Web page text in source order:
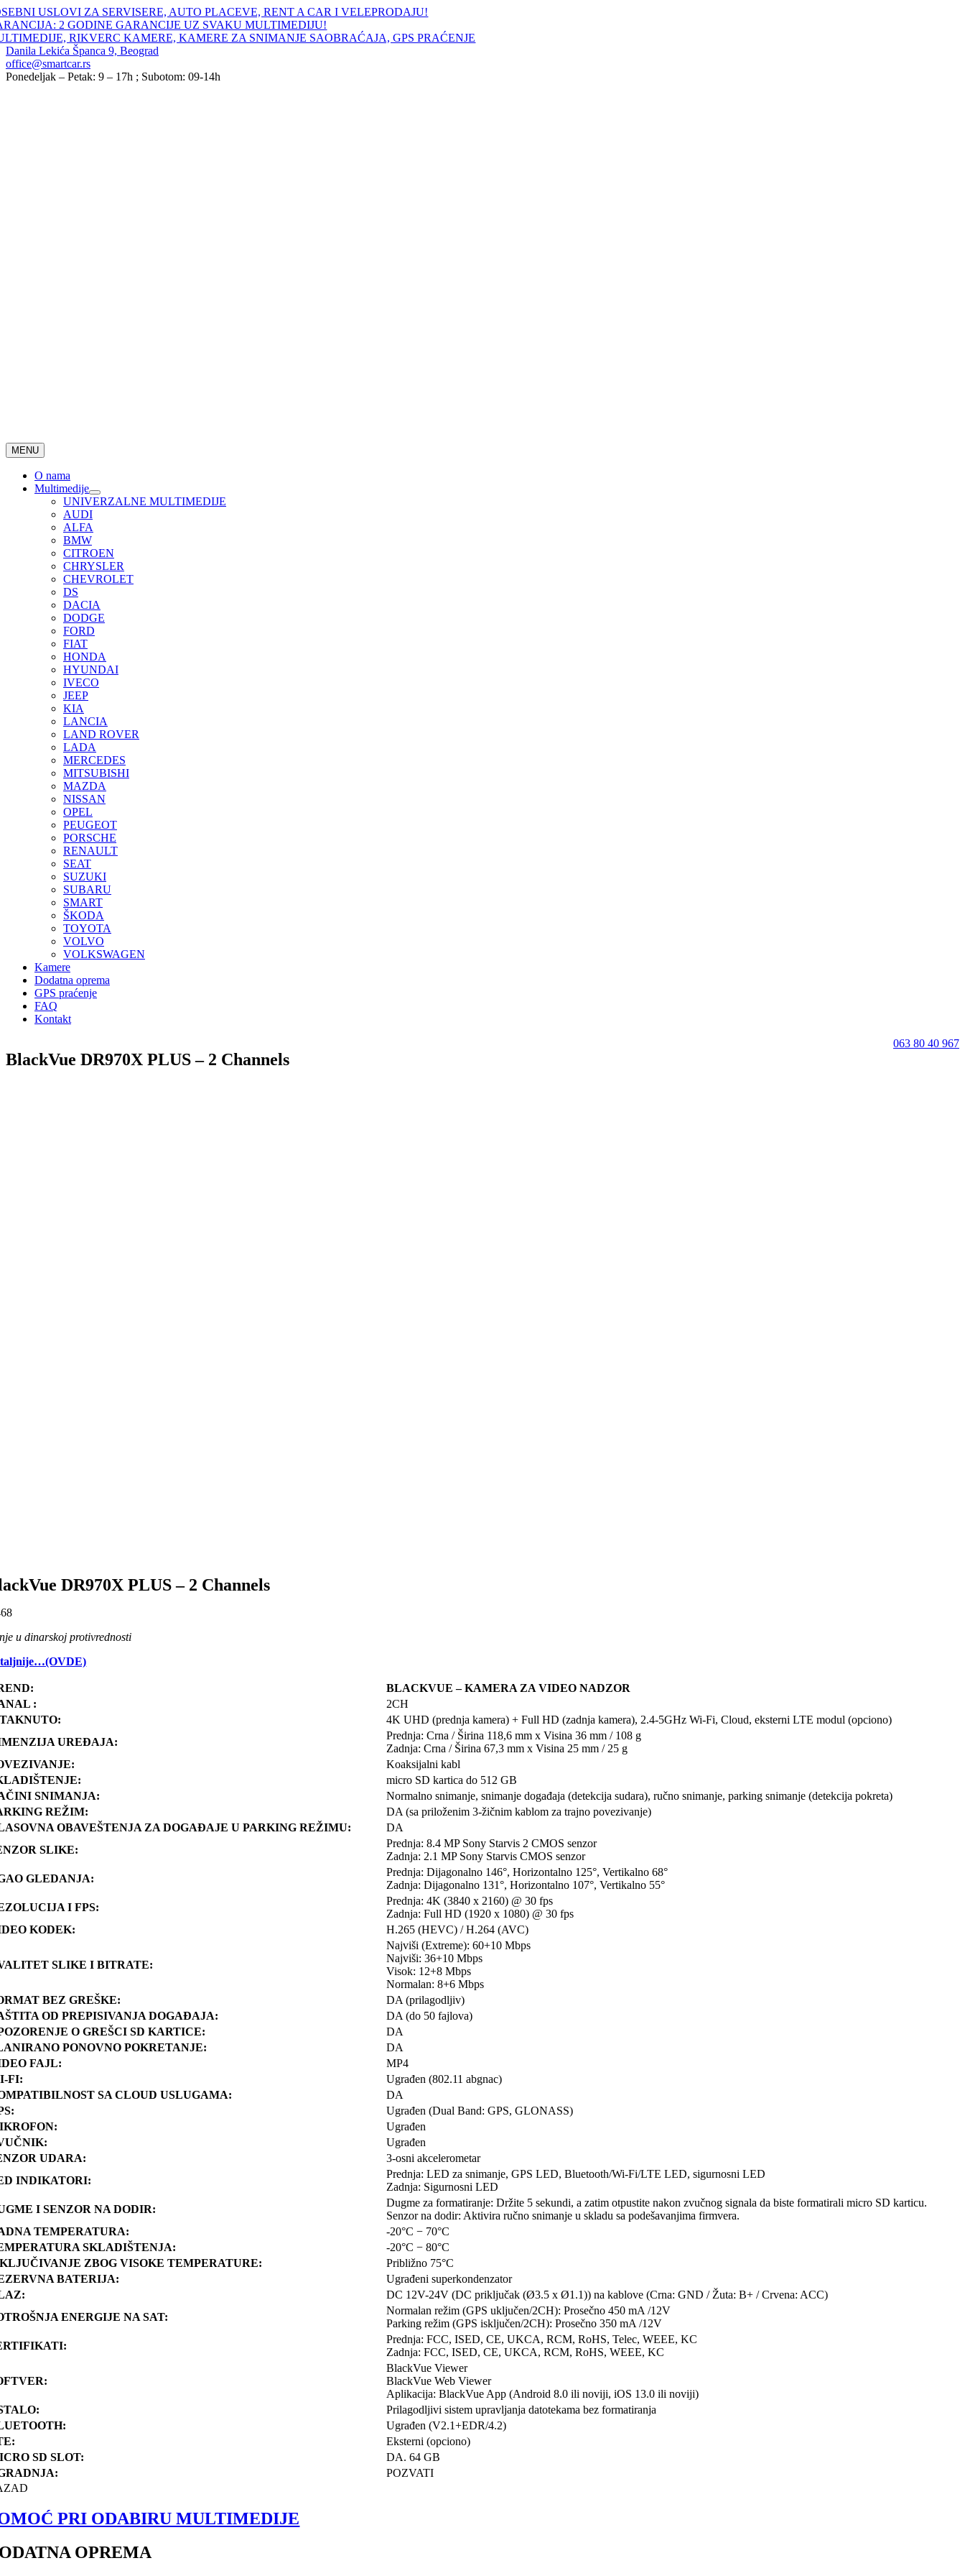
Skip
to
content
USLOVI ZA SERVISERE, AUTO PLACEVE, RENT A CAR I VELEPRODAJU!
2 GODINE GARANCIJE UZ SVAKU MULTIMEDIJU!
RIKVERC KAMERE, KAMERE ZA SNIMANJE SAOBRAĆAJA, GPS PRAĆENJE
Danila Lekića Španca 9, Beograd
office@smartcar.rs
Ponedeljak – Petak: 9 – 17h ; Subotom: 09-14h
MENU
O nama
Multimedije
UNIVERZALNE MULTIMEDIJE
AUDI
ALFA
BMW
CITROEN
CHRYSLER
CHEVROLET
DS
DACIA
DODGE
FORD
FIAT
HONDA
HYUNDAI
IVECO
JEEP
KIA
LANCIA
LAND ROVER
LADA
MERCEDES
MITSUBISHI
MAZDA
NISSAN
OPEL
PEUGEOT
PORSCHE
RENAULT
SEAT
SUZUKI
SUBARU
SMART
ŠKODA
TOYOTA
VOLVO
VOLKSWAGEN
Kamere
Dodatna oprema
GPS praćenje
FAQ
Kontakt
063 80 40 967
BlackVue DR970X PLUS – 2 Channels
DR970X PLUS – 2 Channels
u dinarskoj protivrednosti
BLACKVUE – KAMERA ZA VIDEO NADZOR
:
2CH
4K UHD (prednja kamera) + Full HD (zadnja kamera), 2.4-5GHz Wi-Fi, Cloud, eksterni LTE modul (opciono)
UREĐAJA:
Prednja: Crna / Širina 118,6 mm x Visina 36 mm / 108 g
Zadnja: Crna / Širina 67,3 mm x Visina 25 mm / 25 g
Koaksijalni kabl
micro SD kartica do 512 GB
SNIMANJA:
Normalno snimanje, snimanje događaja (detekcija sudara), ručno snimanje, parking snimanje (detekcija pokreta)
REŽIM:
DA (sa priloženim 3-žičnim kablom za trajno povezivanje)
OBAVEŠTENJA ZA DOGAĐAJE U PARKING REŽIMU:
DA
SLIKE:
Prednja: 8.4 MP Sony Starvis 2 CMOS senzor
Zadnja: 2.1 MP Sony Starvis CMOS senzor
GLEDANJA:
Prednja: Dijagonalno 146°, Horizontalno 125°, Vertikalno 68°
Zadnja: Dijagonalno 131°, Horizontalno 107°, Vertikalno 55°
I FPS:
Prednja: 4K (3840 x 2160) @ 30 fps
Zadnja: Full HD (1920 x 1080) @ 30 fps
KODEK:
H.265 (HEVC) / H.264 (AVC)
SLIKE I BITRATE:
Najviši (Extreme): 60+10 Mbps
Najviši: 36+10 Mbps
Visok: 12+8 Mbps
Normalan: 8+6 Mbps
BEZ GREŠKE:
DA (prilagodljiv)
OD PREPISIVANJA DOGAĐAJA:
DA (do 50 fajlova)
O GREŠCI SD KARTICE:
DA
PONOVNO POKRETANJE:
DA
FAJL:
MP4
FI:
Ugrađen (802.11 abgnac)
SA CLOUD USLUGAMA:
DA
Ugrađen (Dual Band: GPS, GLONASS)
Ugrađen
Ugrađen
UDARA:
3-osni akcelerometar
INDIKATORI:
Prednja: LED za snimanje, GPS LED, Bluetooth/Wi-Fi/LTE LED, sigurnosni LED
Zadnja: Sigurnosni LED
I SENZOR NA DODIR:
Dugme za formatiranje: Držite 5 sekundi, a zatim otpustite nakon zvučnog signala da biste formatirali micro SD karticu.
Senzor na dodir: Aktivira ručno snimanje u skladu sa podešavanjima firmvera.
TEMPERATURA:
-20°C − 70°C
SKLADIŠTENJA:
-20°C − 80°C
ZBOG VISOKE TEMPERATURE:
Približno 75°C
BATERIJA:
Ugrađeni superkondenzator
DC 12V-24V (DC priključak (Ø3.5 x Ø1.1)) na kablove (Crna: GND / Žuta: B+ / Crvena: ACC)
ENERGIJE NA SAT:
Normalan režim (GPS uključen/2CH): Prosečno 450 mA /12V
Parking režim (GPS isključen/2CH): Prosečno 350 mA /12V
Prednja: FCC, ISED, CE, UKCA, RCM, RoHS, Telec, WEEE, KC
Zadnja: FCC, ISED, CE, UKCA, RCM, RoHS, WEEE, KC
BlackVue Viewer
BlackVue Web Viewer
Aplikacija: BlackVue App (Android 8.0 ili noviji, iOS 13.0 ili noviji)
Prilagodljivi sistem upravljanja datotekama bez formatiranja
Ugrađen (V2.1+EDR/4.2)
Eksterni (opciono)
SD SLOT:
DA. 64 GB
POZVATI
PRI ODABIRU MULTIMEDIJE
OPREMA